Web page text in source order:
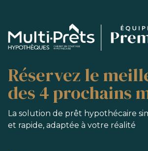
ACHAT
PRÉ-
OUTILS
Réservez le
des 4 prochains
La solution de prêt hypothécaire
et rapide, adaptée à votre réalité